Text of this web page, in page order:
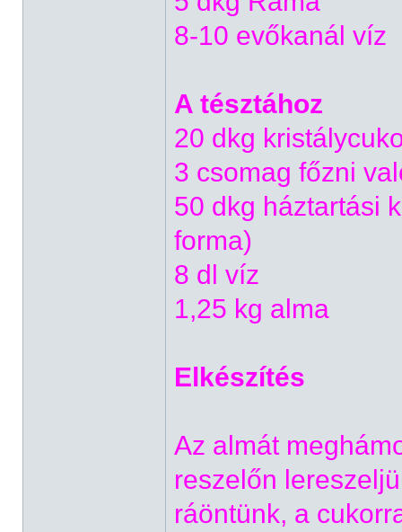
8-10 evőkanál víz
A tésztához
20 dkg
3 csomag főzni
50 dkg háztartási
forma)
8 dl víz
1,25 kg alma
Elkészítés
Az almát
reszelőn
ráöntünk, a